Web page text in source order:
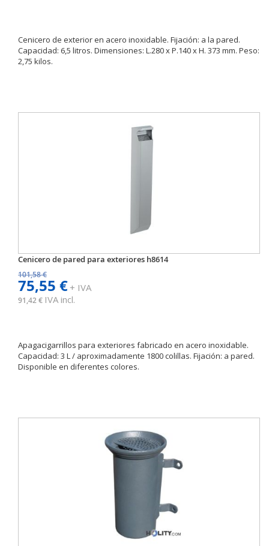
Cenicero de exterior en acero inoxidable. Fijación: a la pared.
Capacidad: 6,5 litros. Dimensiones: L.280 x P.140 x H. 373 mm. Peso:
2,75 kilos.
Cenicero de pared para exteriores h8614
101,58 €
75,55 €+ IVA
91,42 € IVA incl.
Apagacigarrillos para exteriores fabricado en acero inoxidable.
Capacidad: 3 L / aproximadamente 1800 colillas. Fijación: a pared.
Disponible en diferentes colores.